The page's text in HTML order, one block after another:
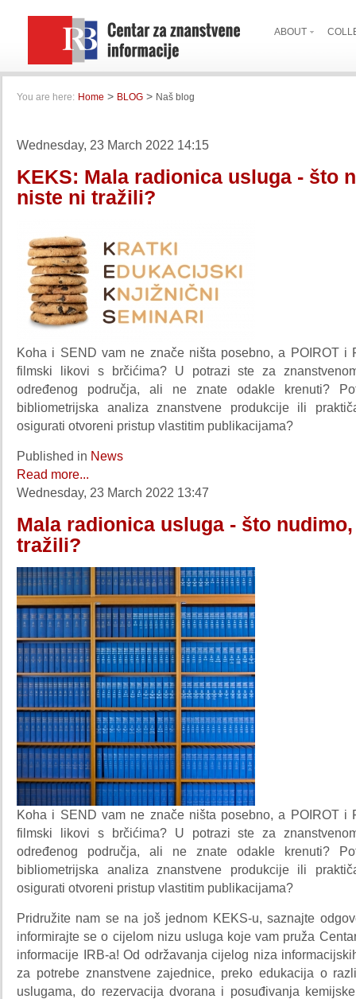
ABOUT
You are here: Home > BLOG > Naš blog
Wednesday, 23 March 2022 14:15
KEKS: Mala radionica usluga - što
niste ni tražili?
Koha i SEND vam ne znače ništa posebno, a POIROT i
filmski likovi s brčićima? U potrazi ste za
određenog područja, ali ne znate odakle krenuti?
bibliometrijska analiza znanstvene produkcije ili
osigurati otvoreni pristup vlastitim publikacijama?
Published in News
Read more...
Wednesday, 23 March 2022 13:47
Mala radionica usluga - što
tražili?
Koha i SEND vam ne znače ništa posebno, a POIROT i
filmski likovi s brčićima? U potrazi ste za
određenog područja, ali ne znate odakle krenuti?
bibliometrijska analiza znanstvene produkcije ili
osigurati otvoreni pristup vlastitim publikacijama?
Pridružite nam se na još jednom KEKS-u, saznajte
informirajte se o cijelom nizu usluga koje vam pruža
informacije IRB-a! Od održavanja cijelog niza
za potrebe znanstvene zajednice, preko edukacija o
uslugama, do rezervacija dvorana i posuđivanja